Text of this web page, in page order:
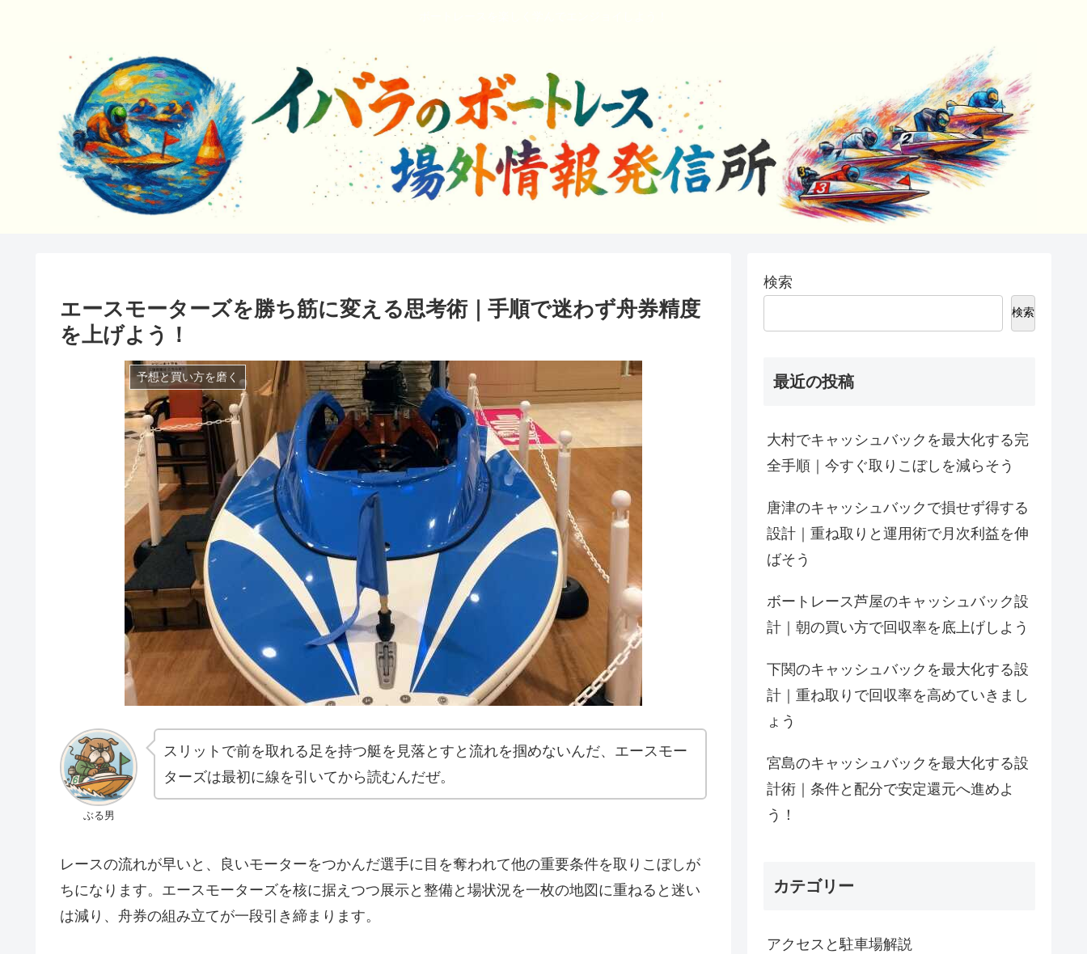
エースモーターズを勝ち筋に変える思考術｜手順で迷わず舟券精度
を上げよう！
予想と買い方を磨く
ぶる男
スリットで前を取れる足を持つ艇を見落とすと流れを掴めないんだ、エースモー
ターズは最初に線を引いてから読むんだぜ。
レースの流れが早いと、良いモーターをつかんだ選手に目を奪われて他の重要条件を取りこぼしが
ちになります。エースモーターズを核に据えつつ展示と整備と場状況を一枚の地図に重ねると迷い
は減り、舟券の組み立てが一段引き締まります。
検索
検索
最近の投稿
大村でキャッシュバックを最大化する完
全手順｜今すぐ取りこぼしを減らそう
唐津のキャッシュバックで損せず得する
設計｜重ね取りと運用術で月次利益を伸
ばそう
ボートレース芦屋のキャッシュバック設
計｜朝の買い方で回収率を底上げしよう
下関のキャッシュバックを最大化する設
計｜重ね取りで回収率を高めていきまし
ょう
宮島のキャッシュバックを最大化する設
計術｜条件と配分で安定還元へ進めよ
う！
カテゴリー
アクセスと駐車場解説